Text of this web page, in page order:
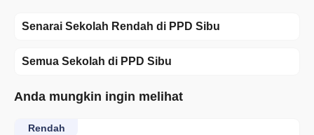
Senarai Sekolah Rendah di PPD Sibu
Semua Sekolah di PPD Sibu
Anda mungkin ingin melihat
Rendah